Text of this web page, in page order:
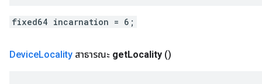
fixed64 incarnation = 6;
DeviceLocality สาธารณะ getLocality ()